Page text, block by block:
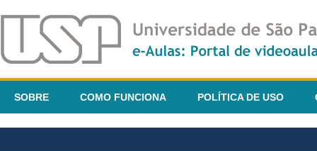
SOBRE COMO FUNCIONA POLÍTICA DE USO